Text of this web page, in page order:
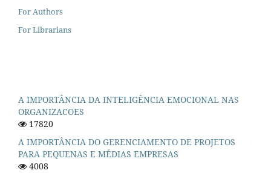
For Authors
For Librarians
A IMPORTÂNCIA DA INTELIGÊNCIA EMOCIONAL NAS
ORGANIZACOES
17820
A IMPORTÂNCIA DO GERENCIAMENTO DE PROJETOS
PARA PEQUENAS E MÉDIAS EMPRESAS
4008